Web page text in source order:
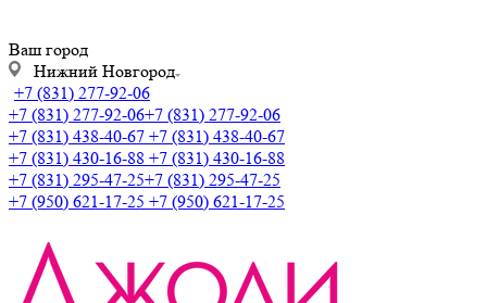
Ваш город
Нижний Новгород
+7 (831) 277-92-06
+7 (831) 277-92-06+7 (831) 277-92-06
+7 (831) 438-40-67 +7 (831) 438-40-67
+7 (831) 430-16-88 +7 (831) 430-16-88
+7 (831) 295-47-25+7 (831) 295-47-25
+7 (950) 621-17-25 +7 (950) 621-17-25